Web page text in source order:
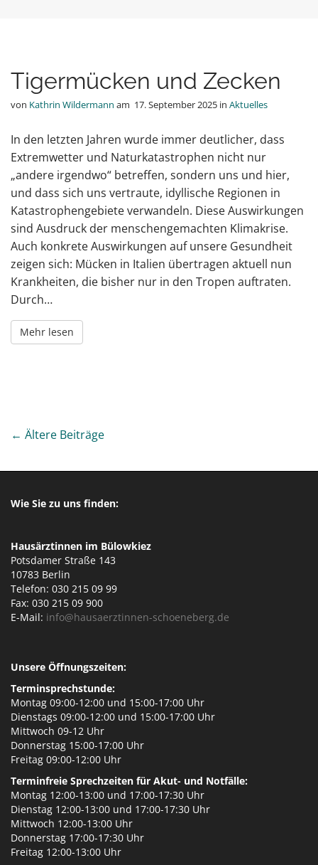
Tigermücken und Zecken
von Kathrin Wildermann am 17. September 2025 in Aktuelles
In den letzten Jahren wurde immer deutlicher, dass
Extremwetter und Naturkatastrophen nicht nur
„andere irgendwo“ betreffen, sondern uns und hier,
und dass sich uns vertraute, idyllische Regionen in
Katastrophengebiete verwandeln. Diese Auswirkungen
sind Ausdruck der menschengemachten Klimakrise.
Auch konkrete Auswirkungen auf unsere Gesundheit
zeigen sich: Mücken in Italien übertragen aktuell nun
Krankheiten, die bisher nur in den Tropen auftraten.
Durch…
Mehr lesen
P
s
n
v
i
g
a
t
i
← Ältere Beiträge
Wie Sie zu uns finden:
Hausärztinnen im Bülowkiez
Potsdamer Straße 143
10783 Berlin
Telefon: 030 215 09 99
Fax: 030 215 09 900
E-Mail: info@hausaerztinnen-schoeneberg.de
Unsere Öffnungszeiten:
Terminsprechstunde:
Montag 09:00-12:00 und 15:00-17:00 Uhr
Dienstags 09:00-12:00 und 15:00-17:00 Uhr
Mittwoch 09-12 Uhr
Donnerstag 15:00-17:00 Uhr
Freitag 09:00-12:00 Uhr
Terminfreie Sprechzeiten für Akut- und Notfälle:
Montag 12:00-13:00 und 17:00-17:30 Uhr
Dienstag 12:00-13:00 und 17:00-17:30 Uhr
Mittwoch 12:00-13:00 Uhr
Donnerstag 17:00-17:30 Uhr
Freitag 12:00-13:00 Uhr